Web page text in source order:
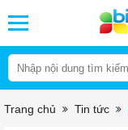
Trang chủ Tin tức